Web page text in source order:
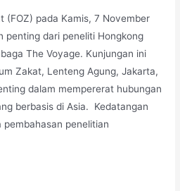
(FOZ) pada Kamis, 7 November
penting dari peneliti Hongkong
The Voyage. Kunjungan ini
Zakat, Lenteng Agung, Jakarta,
dalam mempererat hubungan
berbasis di Asia. Kedatangan
penelitian